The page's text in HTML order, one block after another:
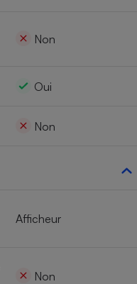
Non
Oui
Non
Afficheur
Non